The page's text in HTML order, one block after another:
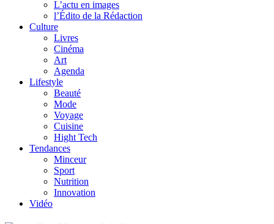
L’actu en images
l’Édito de la Rédaction
Culture
Livres
Cinéma
Art
Agenda
Lifestyle
Beauté
Mode
Voyage
Cuisine
Hight Tech
Tendances
Minceur
Sport
Nutrition
Innovation
Vidéo